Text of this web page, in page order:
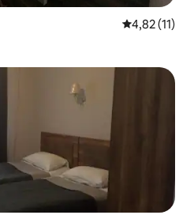
4,82 de uma
4,82 (11)